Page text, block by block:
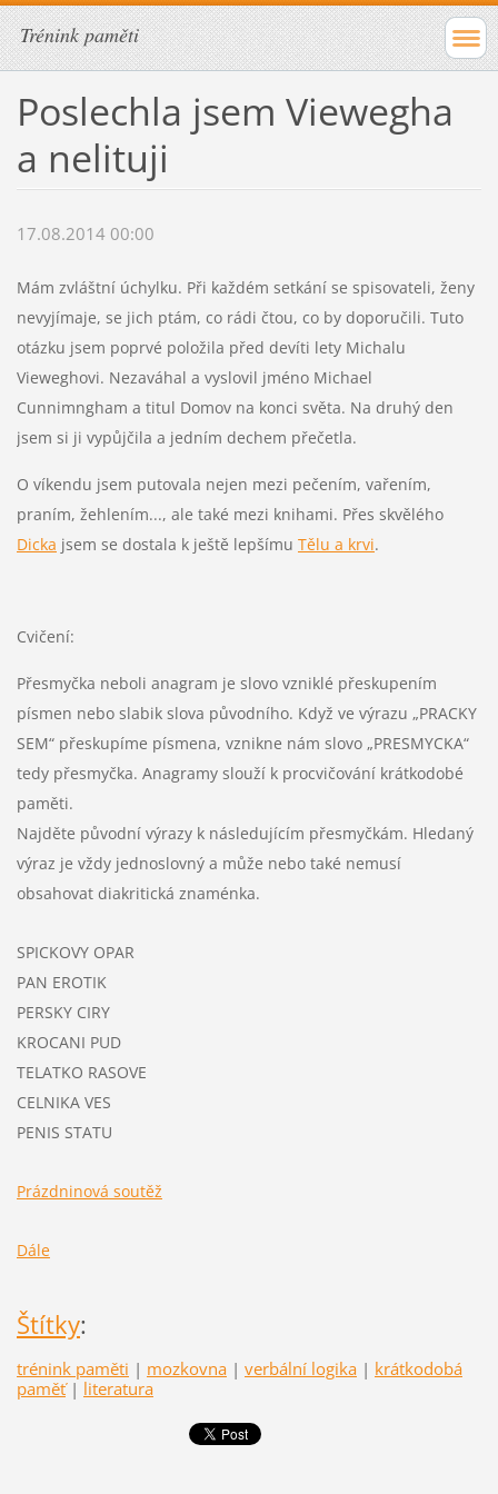
Trénink paměti
Poslechla jsem Viewegha
a nelituji
17.08.2014 00:00
Mám zvláštní úchylku. Při každém setkání se spisovateli, ženy
nevyjímaje, se jich ptám, co rádi čtou, co by doporučili. Tuto
otázku jsem poprvé položila před devíti lety Michalu
Vieweghovi. Nezaváhal a vyslovil jméno Michael
Cunnimngham a titul Domov na konci světa. Na druhý den
jsem si ji vypůjčila a jedním dechem přečetla.
O víkendu jsem putovala nejen mezi pečením, vařením,
praním, žehlením..., ale také mezi knihami. Přes skvělého
Dicka jsem se dostala k ještě lepšímu Tělu a krvi.
Cvičení:
Přesmyčka neboli anagram je slovo vzniklé přeskupením
písmen nebo slabik slova původního. Když ve výrazu „PRACKY
SEM“ přeskupíme písmena, vznikne nám slovo „PRESMYCKA“
tedy přesmyčka. Anagramy slouží k procvičování krátkodobé
paměti.
Najděte původní výrazy k následujícím přesmyčkám. Hledaný
výraz je vždy jednoslovný a může nebo také nemusí
obsahovat diakritická znaménka.
SPICKOVY OPAR
PAN EROTIK
PERSKY CIRY
KROCANI PUD
TELATKO RASOVE
CELNIKA VES
PENIS STATU
Prázdninová soutěž
Dále
Štítky:
trénink paměti | mozkovna | verbální logika | krátkodobá
paměť | literatura